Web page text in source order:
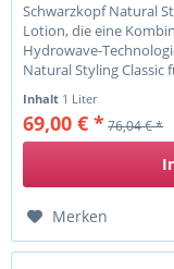
Schwarzkopf Natural
Lotion, die eine
Hydrowave-
Natural Styling Classic
Inhalt 1 Liter
69,00 € *76,04 € *
Merken